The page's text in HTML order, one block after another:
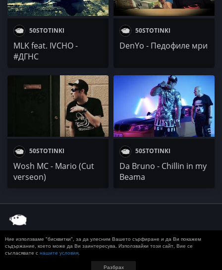
50STOTINKI
MLK feat. IVCHO -
#ДГНС
50STOTINKI
DenYo - Педофиле мри
50STOTINKI
Wosh MC - Mario (Cut
verseon)
50STOTINKI
Da Bruno - Chillin in my
Beama
© 2020 50 STOTINKI КОНТАКТ
ЗА РЕКЛАМА
ДОСТАВКА, ЗАПЛАЩАНЕ И ВРЪЩАНЕ
Ние използваме "бисквитки", за да улесним Вашето сърфиране и да Ви покажем
съдържание, което може да Ви заинтересува. Използвайки този сайт, Вие се
съгласявате с нашите условия.
Разбрах